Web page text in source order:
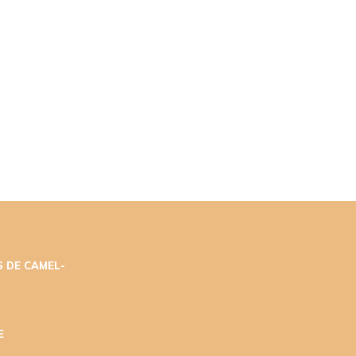
DE CAMEL-